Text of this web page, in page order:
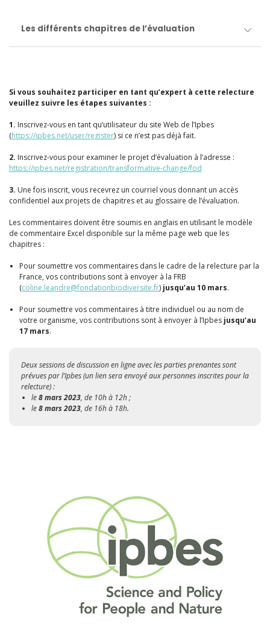
Les différents chapitres de l’évaluation
Si vous souhaitez participer en tant qu’expert à cette relecture
veuillez suivre les étapes suivantes :
1. Inscrivez-vous en tant qu’utilisateur du site Web de l’Ipbes
(https://ipbes.net/user/register) si ce n’est pas déjà fait.
2. Inscrivez-vous pour examiner le projet d’évaluation à l’adresse :
https://ipbes.net/registration/transformative-change/fod
3. Une fois inscrit, vous recevrez un courriel vous donnant un accès
confidentiel aux projets de chapitres et au glossaire de l’évaluation.
Les commentaires doivent être soumis en anglais en utilisant le modèle
de commentaire Excel disponible sur la même page web que les
chapitres :
Pour soumettre vos commentaires dans le cadre de la relecture par la
France, vos contributions sont à envoyer à la FRB
(coline.leandre@fondationbiodiversite.fr) jusqu’au 10 mars.
Pour soumettre vos commentaires à titre individuel ou au nom de
votre organisme, vos contributions sont à envoyer à l’Ipbes jusqu’au
17 mars.
Deux sessions de discussion en ligne avec les parties prenantes sont
prévues par l’Ipbes (un lien sera envoyé aux personnes inscrites pour la
relecture) :
le8 mars 2023, de 10h à 12h ;
le8 mars 2023, de 16h à 18h.